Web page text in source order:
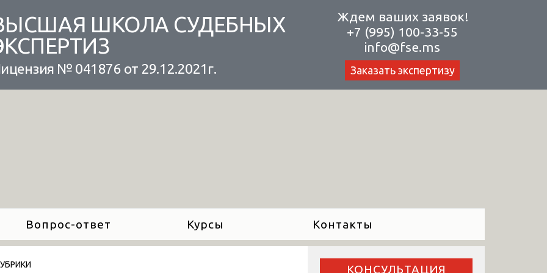
ШКОЛА СУДЕБНЫХ
№ 041876 от 29.12.2021г.
Ждем ваших заявок!
+7 (995) 100-33-55
info@fse.ms
Заказать экспертизу
Вопрос-ответ Курсы Контакты
КОНСУЛЬТАЦИЯ